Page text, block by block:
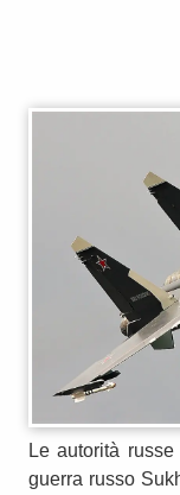
Le autorità
guerra russo